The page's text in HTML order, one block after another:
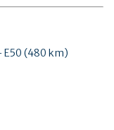
E50 (480 km)